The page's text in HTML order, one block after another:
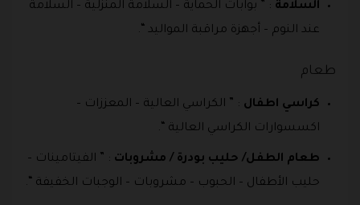
السلامة : ” بوابات الحماية – السلامة المنزلية – السلامة
عند النوم – أجهزة مراقبة المواليد “.
طعام
كراسي اطفال : ” الكراسي العالية – المعززات –
اكسسوارات الكراسي العالية “.
طعام الطفل/ حليب بودرة / مشروبات : ” الفيتامينات –
حليب الأطفال – الحبوب – مشروبات – الوجبات الخفيفة “.